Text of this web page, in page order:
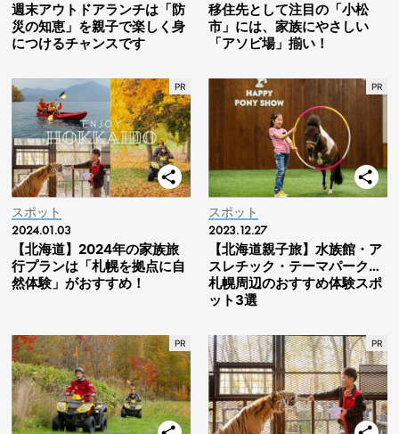
週末アウトドアランチは「防
災の知恵」を親子で楽しく身
につけるチャンスです
移住先として注目の「小松
市」には、家族にやさしい
「アソビ場」揃い！
スポット
2024.01.03
【北海道】2024年の家族旅
行プランは「札幌を拠点に自
然体験」がおすすめ！
スポット
2023.12.27
【北海道親子旅】水族館・ア
スレチック・テーマパーク…
札幌周辺のおすすめ体験スポ
ット3選